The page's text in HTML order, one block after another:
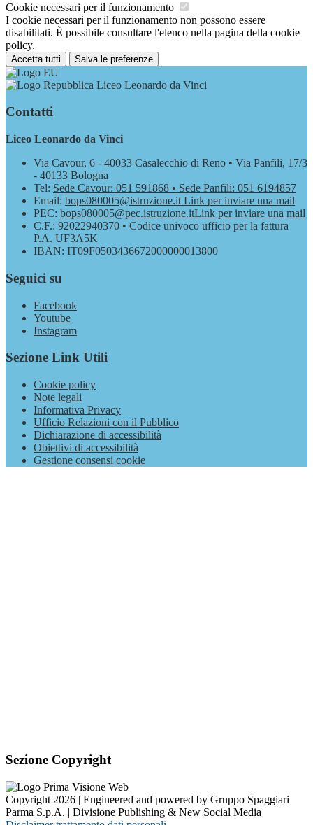
Cookie necessari per il funzionamento
I cookie necessari per il funzionamento non possono essere
disabilitati. È possibile consultare l'elenco nella pagina della cookie
policy.
Accetta tutti Salva le preferenze
Liceo Leonardo da Vinci
Contatti
Liceo Leonardo da Vinci
Via Cavour, 6 - 40033 Casalecchio di Reno • Via Panfili, 17/3
- 40133 Bologna
Tel: Sede Cavour: 051 591868 • Sede Panfili: 051 6194857
Email: bops080005@istruzione.it Link per inviare una mail
PEC: bops080005@pec.istruzione.itLink per inviare una mail
C.F.: 92022940370 • Codice univoco ufficio per la fattura
P.A. UF3A5K
IBAN: IT09F0503436672000000013800
Seguici su
Facebook
Youtube
Instagram
Sezione Link Utili
Cookie policy
Note legali
Informativa Privacy
Ufficio Relazioni con il Pubblico
Dichiarazione di accessibilità
Obiettivi di accessibilità
Gestione consensi cookie
Sezione Copyright
Copyright 2026 | Engineered and powered by Gruppo Spaggiari
Parma S.p.A. | Divisione Publishing & New Social Media